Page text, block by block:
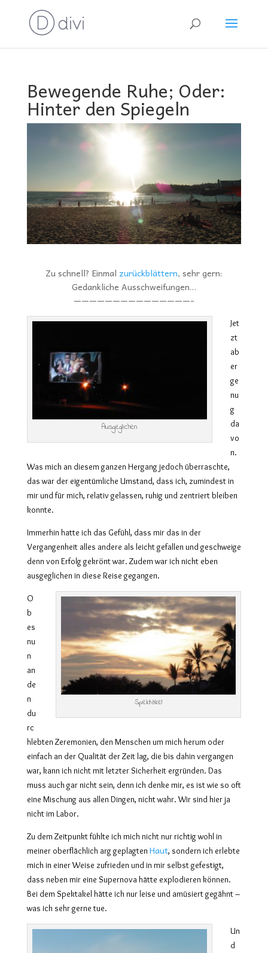
Bewegende Ruhe; Oder:
Hinter den Spiegeln
Zu schnell? Einmal zurückblättern, sehr gern:
Gedankliche Ausschweifungen…
———————————————-
Ausgeglichen
Jet
zt
ab
er
ge
nu
g
da
vo
n.
Was mich an diesem ganzen Hergang jedoch überraschte,
das war der eigentümliche Umstand, dass ich, zumindest in
mir und für mich, relativ gelassen, ruhig und zentriert bleiben
konnte.
Immerhin hatte ich das Gefühl, dass mir das in der
Vergangenheit alles andere als leicht gefallen und geschweige
denn von Erfolg gekrönt war. Zudem war ich nicht eben
ausgeglichen in diese Reise gegangen.
Spektakel
O
b
es
nu
n
an
de
n
du
rc
hlebten Zeremonien, den Menschen um mich herum oder
einfach an der Qualität der Zeit lag, die bis dahin vergangen
war, kann ich nicht mit letzter Sicherheit ergründen. Das
muss auch gar nicht sein, denn ich denke mir, es ist wie so oft
eine Mischung aus allen Dingen, nicht wahr. Wir sind hier ja
nicht im Labor.
Zu dem Zeitpunkt fühlte ich mich nicht nur richtig wohl in
meiner oberflächlich arg geplagten Haut, sondern ich erlebte
mich in einer Weise zufrieden und in mir selbst gefestigt,
dass neben mir eine Supernova hätte explodieren können.
Bei dem Spektakel hätte ich nur leise und amüsiert gegähnt –
was ich sehr gerne tue.
Un
d